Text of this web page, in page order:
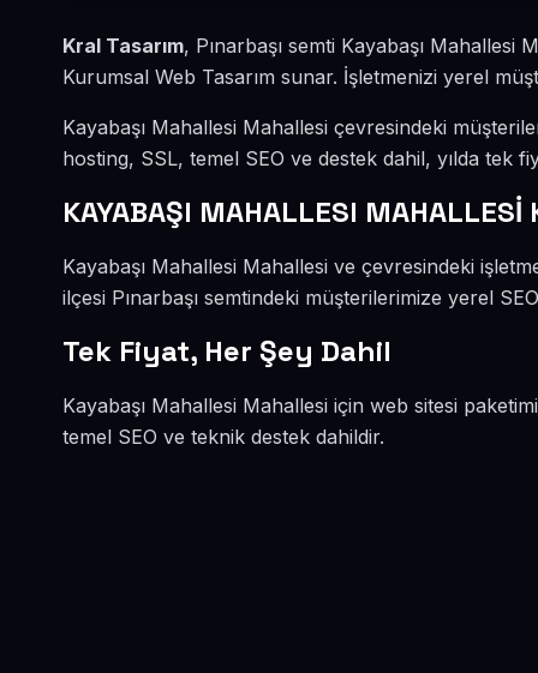
Kral Tasarım, Pınarbaşı semti Kayabaşı
Kurumsal Web Tasarım sunar. İşletmenizi yerel
Kayabaşı Mahallesi Mahallesi çevresindeki
hosting, SSL, temel SEO ve destek dahil, yılda tek
KAYABAŞI MAHALLESI MAHALLESİ
Kayabaşı Mahallesi Mahallesi ve çevresindeki
ilçesi Pınarbaşı semtindeki müşterilerimize yerel
Tek Fiyat, Her Şey Dahil
Kayabaşı Mahallesi Mahallesi için web sitesi
temel SEO ve teknik destek dahildir.